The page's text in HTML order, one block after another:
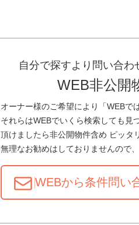
自分で探すより問い合
WEB非公開
オーナー様のご希望により「WEBで
それらはWEBでいくら検索しても見
頂けましたら非公開物件含め ピッタ
無理なお勧めはしておりませんので
WEBから条件問い